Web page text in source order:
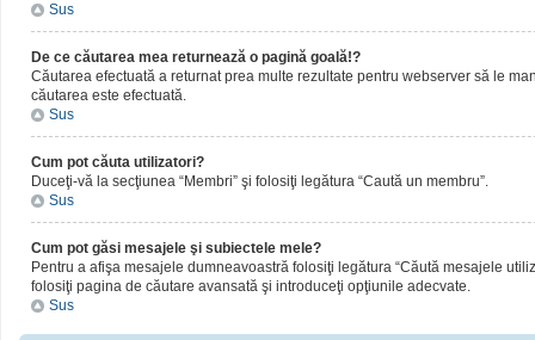
Sus
De ce căutarea mea returnează o pagină goală!?
Căutarea efectuată a returnat prea multe rezultate pentru webserver să le
căutarea este efectuată.
Sus
Cum pot căuta utilizatori?
Duceţi-vă la secţiunea “Membri” şi folosiţi legătura “Caută un membru”.
Sus
Cum pot găsi mesajele şi subiectele mele?
Pentru a afişa mesajele dumneavoastră folosiţi legătura “Căută mesajele
folosiţi pagina de căutare avansată şi introduceţi opţiunile adecvate.
Sus